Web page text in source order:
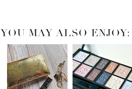
YOU MAY ALSO ENJOY: